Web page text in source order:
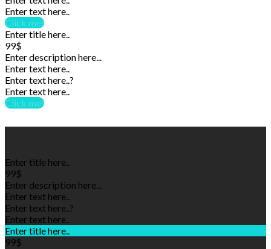
Enter text here..
Click me!
Enter title here..
99$
Enter description here...
Enter text here..
Enter text here.. ?
Enter text here..
Click me!
Enter title here..
99$
Enter description here...
Enter text here..
Enter text here.. ?
Enter text here..
Enter title here..
99$